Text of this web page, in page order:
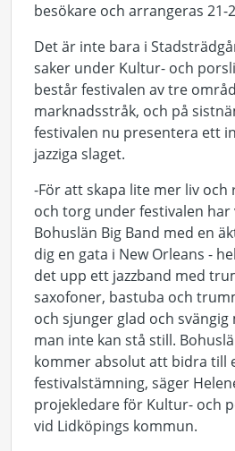
besökare och arrangeras 21-
Det är inte bara i
saker under Kultur- och
består festivalen av tre
marknadsstråk, och på
festivalen nu presentera ett
jazziga slaget.
-För att skapa lite mer liv
och torg under festivalen har
Bohuslän Big Band med en
dig en gata i New Orleans -
det upp ett jazzband med
saxofoner, bastuba och
och sjunger glad och
man inte kan stå still.
kommer absolut att bidra till
festivalstämning, säger
projekledare för Kultur- och
vid Lidköpings kommun.